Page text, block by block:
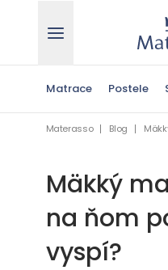
Matrace Postele
Materasso Blog
Mäkký
na ňom
vyspí?